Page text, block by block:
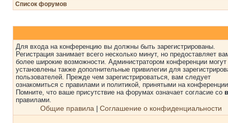
Список форумов
Для входа на конференцию вы должны быть зарегистрированы.
Регистрация занимает всего несколько минут, но предоставляет
более широкие возможности. Администратором конференции
установлены также дополнительные привилегии для
пользователей. Прежде чем зарегистрироваться, вам следует
ознакомиться с правилами и политикой, принятыми на
Помните, что ваше присутствие на форумах означает согласие со
правилами.
Общие правила Соглашение о конфиденциальности